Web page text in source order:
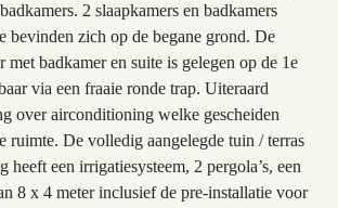
2 slaapkamers en badkamers
bevinden zich op de begane grond. De
met badkamer en suite is gelegen op de 1e
via een fraaie ronde trap. Uiteraard
over airconditioning welke gescheiden
ruimte. De volledig aangelegde tuin / terras
heeft een irrigatiesysteem, 2 pergola’s, een
8 x 4 meter inclusief de pre-installatie voor